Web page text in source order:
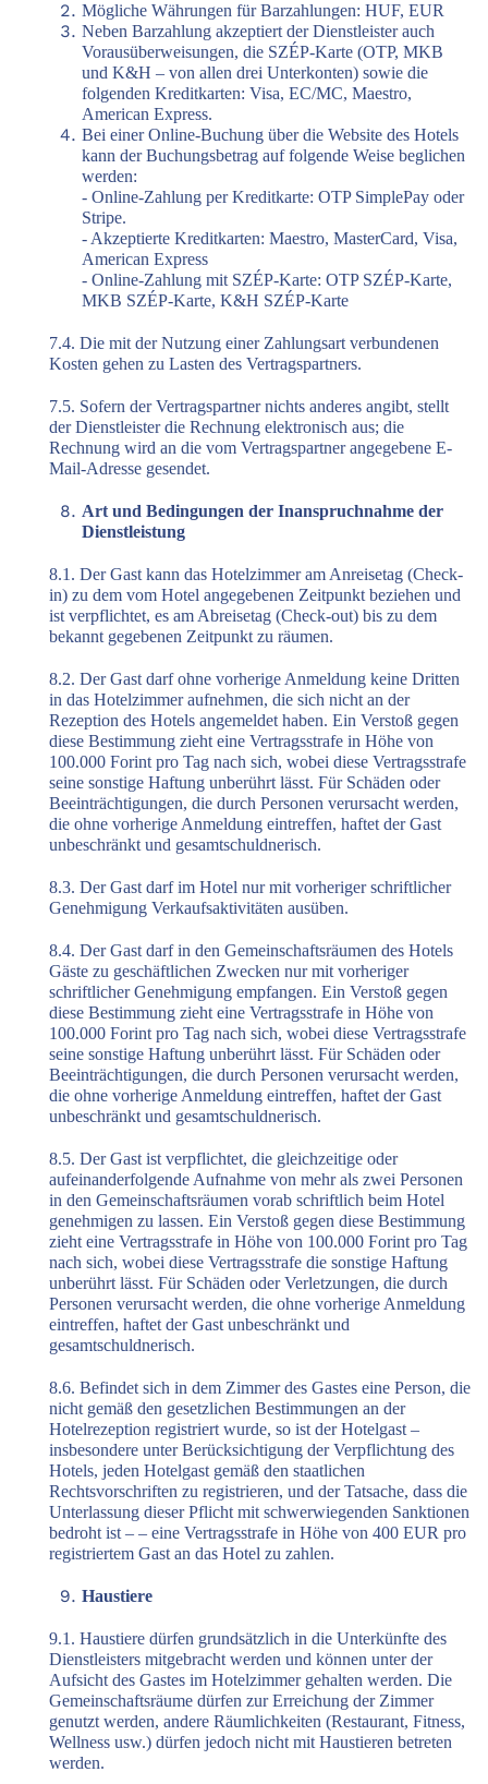
Mögliche Währungen für Barzahlungen: HUF, EUR
Neben Barzahlung akzeptiert der Dienstleister auch
Vorausüberweisungen, die SZÉP-Karte (OTP, MKB
und K&H – von allen drei Unterkonten) sowie die
folgenden Kreditkarten: Visa, EC/MC, Maestro,
American Express.
Bei einer Online-Buchung über die Website des Hotels
kann der Buchungsbetrag auf folgende Weise beglichen
werden:
- Online-Zahlung per Kreditkarte: OTP SimplePay oder
Stripe.
- Akzeptierte Kreditkarten: Maestro, MasterCard, Visa,
American Express
- Online-Zahlung mit SZÉP-Karte: OTP SZÉP-Karte,
MKB SZÉP-Karte, K&H SZÉP-Karte
7.4. Die mit der Nutzung einer Zahlungsart verbundenen
Kosten gehen zu Lasten des Vertragspartners.
7.5. Sofern der Vertragspartner nichts anderes angibt, stellt
der Dienstleister die Rechnung elektronisch aus; die
Rechnung wird an die vom Vertragspartner angegebene E-
Mail-Adresse gesendet.
Art und Bedingungen der Inanspruchnahme der
Dienstleistung
8.1. Der Gast kann das Hotelzimmer am Anreisetag (Check-
in) zu dem vom Hotel angegebenen Zeitpunkt beziehen und
ist verpflichtet, es am Abreisetag (Check-out) bis zu dem
bekannt gegebenen Zeitpunkt zu räumen.
8.2. Der Gast darf ohne vorherige Anmeldung keine Dritten
in das Hotelzimmer aufnehmen, die sich nicht an der
Rezeption des Hotels angemeldet haben. Ein Verstoß gegen
diese Bestimmung zieht eine Vertragsstrafe in Höhe von
100.000 Forint pro Tag nach sich, wobei diese Vertragsstrafe
seine sonstige Haftung unberührt lässt. Für Schäden oder
Beeinträchtigungen, die durch Personen verursacht werden,
die ohne vorherige Anmeldung eintreffen, haftet der Gast
unbeschränkt und gesamtschuldnerisch.
8.3. Der Gast darf im Hotel nur mit vorheriger schriftlicher
Genehmigung Verkaufsaktivitäten ausüben.
8.4. Der Gast darf in den Gemeinschaftsräumen des Hotels
Gäste zu geschäftlichen Zwecken nur mit vorheriger
schriftlicher Genehmigung empfangen. Ein Verstoß gegen
diese Bestimmung zieht eine Vertragsstrafe in Höhe von
100.000 Forint pro Tag nach sich, wobei diese Vertragsstrafe
seine sonstige Haftung unberührt lässt. Für Schäden oder
Beeinträchtigungen, die durch Personen verursacht werden,
die ohne vorherige Anmeldung eintreffen, haftet der Gast
unbeschränkt und gesamtschuldnerisch.
8.5. Der Gast ist verpflichtet, die gleichzeitige oder
aufeinanderfolgende Aufnahme von mehr als zwei Personen
in den Gemeinschaftsräumen vorab schriftlich beim Hotel
genehmigen zu lassen. Ein Verstoß gegen diese Bestimmung
zieht eine Vertragsstrafe in Höhe von 100.000 Forint pro Tag
nach sich, wobei diese Vertragsstrafe die sonstige Haftung
unberührt lässt. Für Schäden oder Verletzungen, die durch
Personen verursacht werden, die ohne vorherige Anmeldung
eintreffen, haftet der Gast unbeschränkt und
gesamtschuldnerisch.
8.6. Befindet sich in dem Zimmer des Gastes eine Person, die
nicht gemäß den gesetzlichen Bestimmungen an der
Hotelrezeption registriert wurde, so ist der Hotelgast –
insbesondere unter Berücksichtigung der Verpflichtung des
Hotels, jeden Hotelgast gemäß den staatlichen
Rechtsvorschriften zu registrieren, und der Tatsache, dass die
Unterlassung dieser Pflicht mit schwerwiegenden Sanktionen
bedroht ist – – eine Vertragsstrafe in Höhe von 400 EUR pro
registriertem Gast an das Hotel zu zahlen.
Haustiere
9.1. Haustiere dürfen grundsätzlich in die Unterkünfte des
Dienstleisters mitgebracht werden und können unter der
Aufsicht des Gastes im Hotelzimmer gehalten werden. Die
Gemeinschaftsräume dürfen zur Erreichung der Zimmer
genutzt werden, andere Räumlichkeiten (Restaurant, Fitness,
Wellness usw.) dürfen jedoch nicht mit Haustieren betreten
werden.